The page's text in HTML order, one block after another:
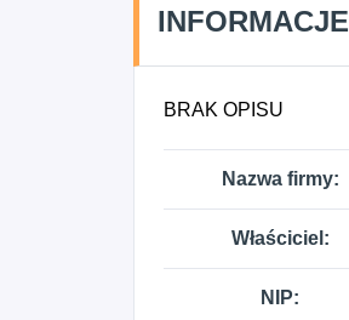
INFORMACJE
BRAK OPISU
Nazwa firmy:
Właściciel:
NIP: